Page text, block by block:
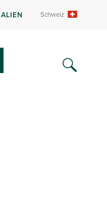
Schweiz